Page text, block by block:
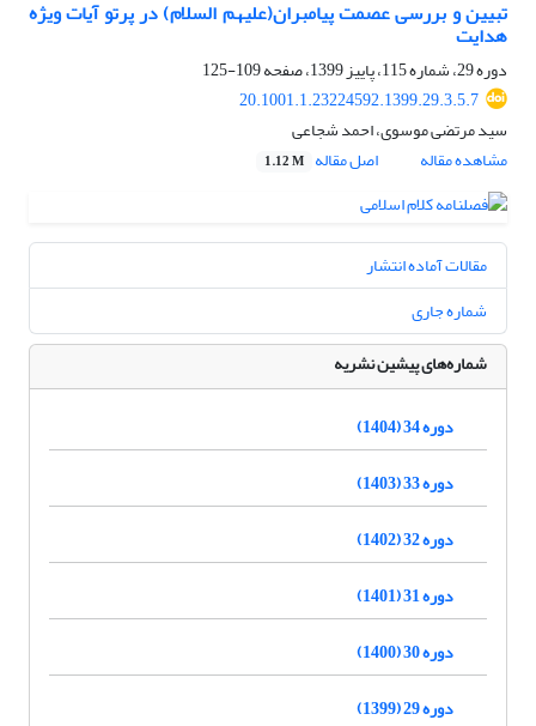
تبیین و بررسی عصمت پیامبران(علیهم السلام) در پرتو آیات ویژه
هدایت
دوره 29، شماره 115، پاییز 1399، صفحه
109-125
20.1001.1.23224592.1399.29.3.5.7
سید مرتضی موسوی، احمد شجاعی
مشاهده مقاله
اصل مقاله 1.12 M
مقالات آماده انتشار
شماره جاری
شماره‌های پیشین نشریه
دوره 34 (1404)
دوره 33 (1403)
دوره 32 (1402)
دوره 31 (1401)
دوره 30 (1400)
دوره 29 (1399)